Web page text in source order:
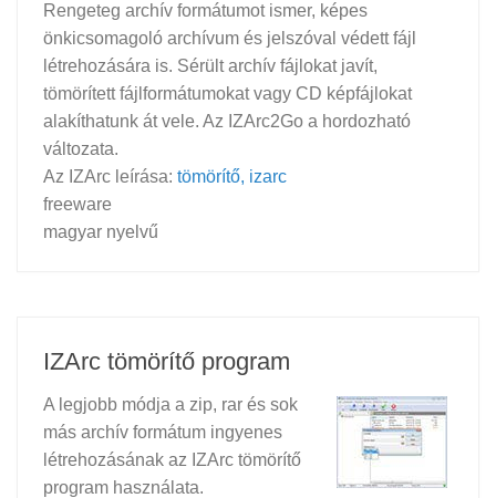
Rengeteg archív formátumot ismer, képes
önkicsomagoló archívum és jelszóval védett fájl
létrehozására is. Sérült archív fájlokat javít,
tömörített fájlformátumokat vagy CD képfájlokat
alakíthatunk át vele. Az IZArc2Go a hordozható
változata.
Az IZArc leírása: tömörítő, izarc
freeware
magyar nyelvű
IZArc tömörítő program
A legjobb módja a zip, rar és sok
más archív formátum ingyenes
létrehozásának az IZArc tömörítő
program használata.